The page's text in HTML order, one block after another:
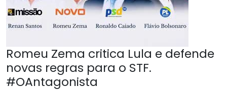
Romeu Zema critica Lula e defende
novas regras para o STF.
#OAntagonista